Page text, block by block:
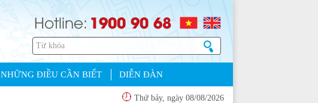
Hotline:1900 90 68
NHỮNG ĐIỀU CẦN BIẾT DIỄN ĐÀN
Thứ bảy, ngày 08/08/2026